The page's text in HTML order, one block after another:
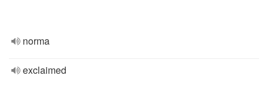
norma
exclaimed